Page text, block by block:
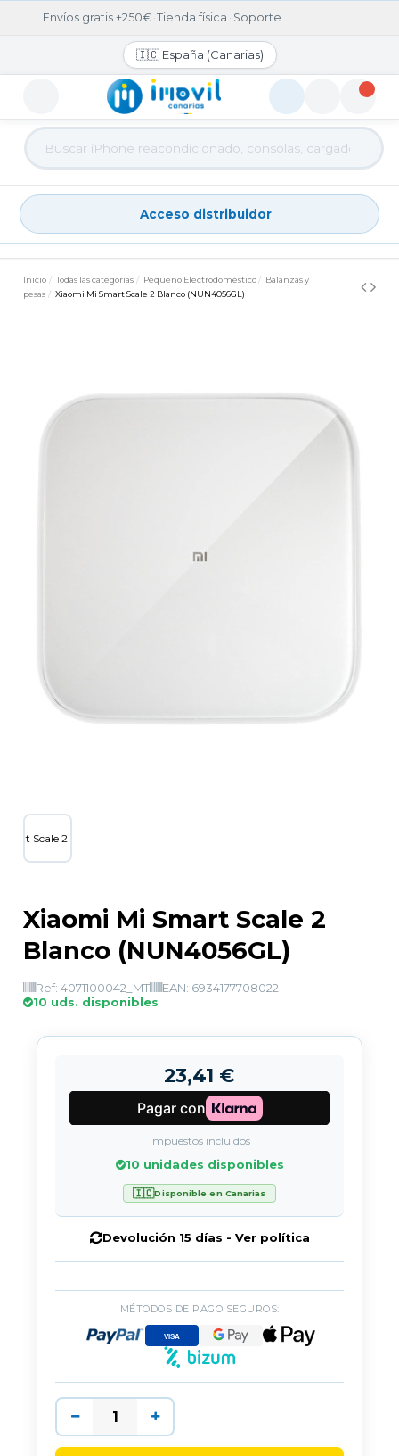
Envíos gratis +250€ ·Tienda física · Soporte
🇮🇨 España (Canarias)
Acceso distribuidor
Acceso distribuidor
Inicio Todas las categorías Pequeño Electrodoméstico
Balanzas y
pesas
Xiaomi Mi Smart Scale 2 Blanco (NUN4056GL)
Xiaomi Mi Smart Scale 2
Blanco (NUN4056GL)
Ref: 4071100042_MT
EAN: 6934177708022
10 uds. disponibles
23,41 €
Impuestos incluidos
10 unidades disponibles
🇮🇨Disponible en Canarias
Devolución 15 días - Ver política
MÉTODOS DE PAGO SEGUROS: